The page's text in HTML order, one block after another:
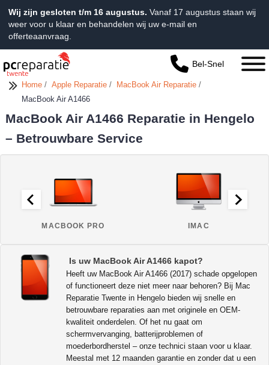
Wij zijn gesloten t/m 16 augustus. Vanaf 17 augustus staan wij
weer voor u klaar en behandelen wij uw e-mail en
offerteaanvraag.
Bel-Snel
Home / Apple Reparatie / MacBook Air Reparatie /
MacBook Air A1466
MacBook Air A1466 Reparatie in Hengelo
– Betrouwbare Service
MACBOOK PRO IMAC
Is uw MacBook Air A1466 kapot?
Heeft uw MacBook Air A1466 (2017) schade opgelopen
of functioneert deze niet meer naar behoren? Bij Mac
Reparatie Twente in Hengelo bieden wij snelle en
betrouwbare reparaties aan met originele en OEM-
kwaliteit onderdelen. Of het nu gaat om
schermvervanging, batterijproblemen of
moederbordherstel – onze technici staan voor u klaar.
Meestal met 12 maanden garantie en zonder dat u een